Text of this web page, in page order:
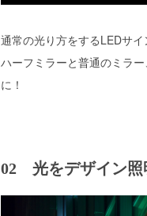
通常の光り方をするLEDサ
ハーフミラーと普通のミラ
に！
02 光をデザイン照